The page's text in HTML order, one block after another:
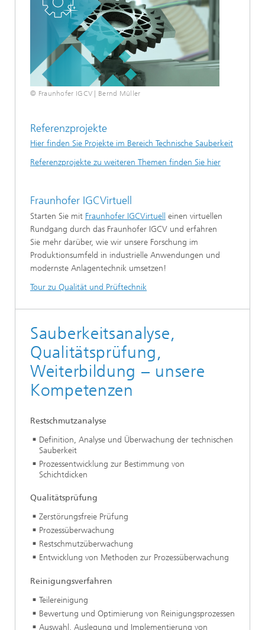
© Fraunhofer IGCV | Bernd Müller
Referenzprojekte
Hier finden Sie Projekte im Bereich Technische Sauberkeit
Referenzprojekte zu weiteren Themen finden Sie hier
Fraunhofer IGCVirtuell
Starten Sie mit Fraunhofer IGCVirtuell einen virtuellen
Rundgang durch das Fraunhofer IGCV und erfahren
Sie mehr darüber, wie wir unsere Forschung im
Produktionsumfeld in industrielle Anwendungen und
modernste Anlagentechnik umsetzen!
Tour zu Qualität und Prüftechnik
Sauberkeitsanalyse,
Qualitätsprüfung,
Weiterbildung – unsere
Kompetenzen
Restschmutzanalyse
Definition, Analyse und Überwachung der technischen
Sauberkeit
Prozessentwicklung zur Bestimmung von
Schichtdicken
Qualitätsprüfung
Zerstörungsfreie Prüfung
Prozessüberwachung
Restschmutzüberwachung
Entwicklung von Methoden zur Prozessüberwachung
Reinigungsverfahren
Teilereinigung
Bewertung und Optimierung von Reinigungsprozessen
Auswahl, Auslegung und Implementierung von